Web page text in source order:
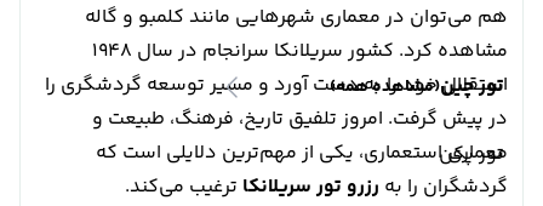
تور چین(مشاهده همه)
تور پکن
هم می‌توان در معماری شهرهایی مانند کلمبو و گاله
مشاهده کرد. کشور سریلانکا سرانجام در سال ۱۹۴۸
استقلال خود را به دست آورد و مسیر توسعه گردشگری را
در پیش گرفت. امروز تلفیق تاریخ، فرهنگ، طبیعت و
معماری استعماری، یکی از مهم‌ترین دلایلی است که
گردشگران را به رزرو تور سریلانکا ترغیب می‌کند.